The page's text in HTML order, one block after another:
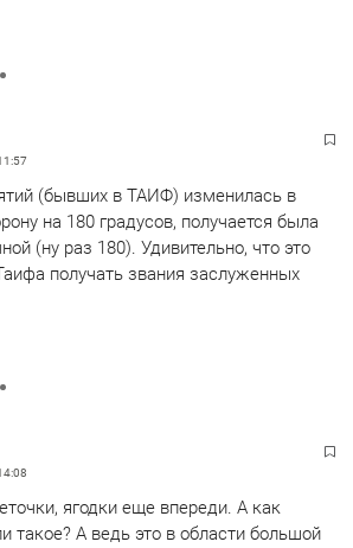
(бывших в ТАИФ) изменилась в
на 180 градусов, получается была
(ну раз 180). Удивительно, что это
получать звания заслуженных
ягодки еще впереди. А как
такое? А ведь это в области большой